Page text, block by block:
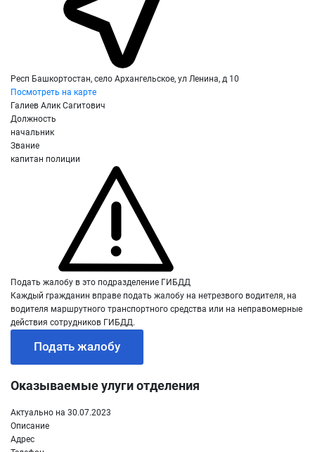
Респ Башкортостан, село Архангельское, ул Ленина, д 10
Посмотреть на карте
Галиев Алик Сагитович
Должность
начальник
Звание
капитан полиции
Подать жалобу в это подразделение ГИБДД
Каждый гражданин вправе подать жалобу на нетрезвого водителя, на
водителя маршрутного транспортного средства или на неправомерные
действия сотрудников ГИБДД.
Подать жалобу
Оказываемые улуги отделения
Актуально на 30.07.2023
Описание
Адрес